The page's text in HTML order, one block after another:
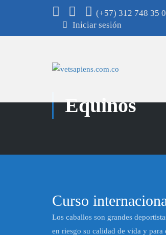
(+57) 312 748 35
Iniciar sesión
Equinos
Curso
Los caballos son grandes
en riesgo su calidad de vida y para